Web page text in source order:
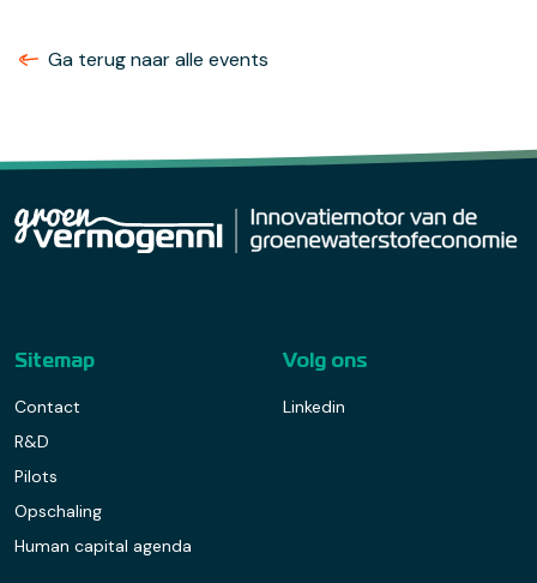
Ga terug naar alle events
Sitemap
Contact
R&D
Pilots
Opschaling
Human capital agenda
Volg ons
Linkedin